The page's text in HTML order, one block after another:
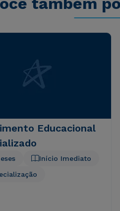
Educacional
Início Imediato